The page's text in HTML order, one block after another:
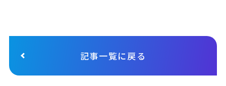
記事一覧に戻る